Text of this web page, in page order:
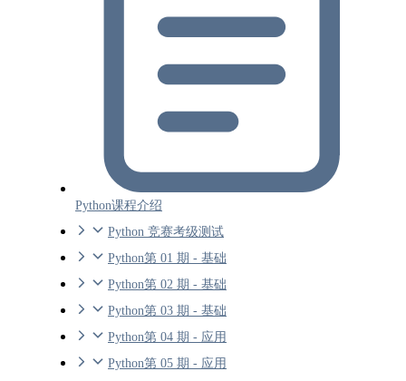
Python课程介绍
Python 竞赛考级测试
Python第 01 期 - 基础
Python第 02 期 - 基础
Python第 03 期 - 基础
Python第 04 期 - 应用
Python第 05 期 - 应用